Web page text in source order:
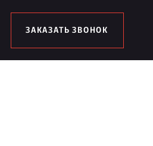
ЗАКАЗАТЬ ЗВОНОК